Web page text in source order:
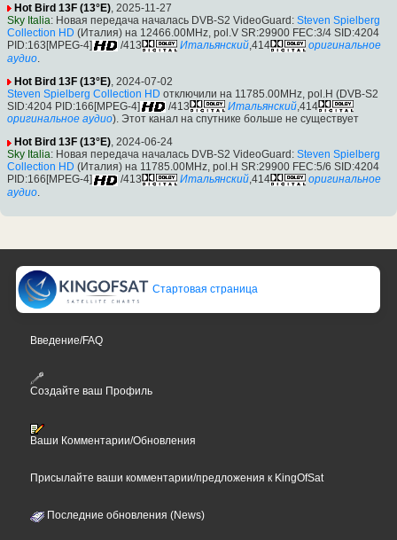
Hot Bird 13F (13°E) , 2025-11-27
Sky Italia: Новая передача началась DVB-S2 VideoGuard: Steven Spielberg
Collection HD (Италия) на 12466.00MHz, pol.V SR:29900 FEC:3/4 SID:4204
PID:163[MPEG-4]
/413 Итальянский ,414
оригинальное
аудио
Hot Bird 13F (13°E) , 2024-07-02
Steven Spielberg Collection HD отключили на 11785.00MHz, pol.H (DVB-S2
SID:4204 PID:166[MPEG-4]
/413 Итальянский ,414
оригинальное аудио). Этот канал на спутнике больше не существует
Hot Bird 13F (13°E), 2024-06-24
Sky Italia: Новая передача началась DVB-S2 VideoGuard: Steven Spielberg
Collection HD (Италия) на 11785.00MHz, pol.H SR:29900 FEC:5/6 SID:4204
PID:166[MPEG-4]
/413 Итальянский,414
оригинальное
аудио.
Стартовая страница
Введение/FAQ
Создайте ваш Профиль
Ваши Комментарии/Обновления
Присылайте ваши комментарии/предложения к KingOfSat
Последние обновления (News)